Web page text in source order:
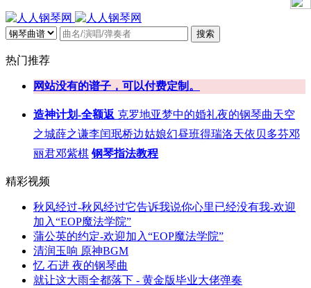
搜索
热门推荐
网站没有的谱子，可以付费定制。
造神计划-全额返 克罗地亚梦中的婚礼夜的钢琴曲天空
之城薛之谦李闰珉桥边姑娘幻昼班得瑞洛天依贝多芬邓
丽君邓紫棋 钢琴指法教程
精彩视频
秋风经过-秋风经过它告诉我说你心里已经没有我-欢迎
加入“EOP魔法学院”
蒲公英的约定-欢迎加入“EOP魔法学院”
清润玉响 原神BGM
忆 石进 夜的钢琴曲
就让这大雨全都落下 - 黄金版毕业大佬弹奏